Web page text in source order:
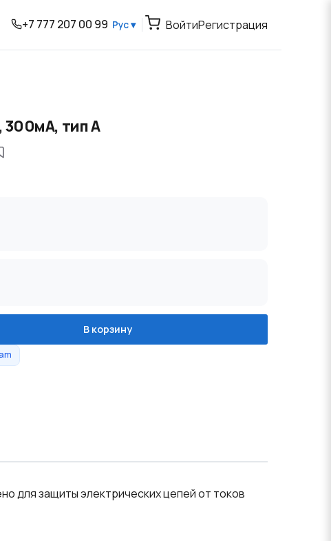
+7 777 207 00 99 Рус ▾ ВойтиРегистрация
300мА, тип А
В корзину
для защиты электрических цепей от токов